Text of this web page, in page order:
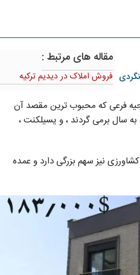
مقاله های مرتبط :
فروش املاک در دیدیم ترکیه
فرعی که محبوب ترین مقصد آن
به سال برمی گردند ، و یسیلکنت ،
نیز سهم بزرگی دارد و عمده